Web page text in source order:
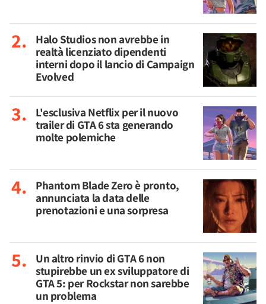
Halo Studios non avrebbe in
realtà licenziato dipendenti
interni dopo il lancio di Campaign
Evolved
L'esclusiva Netflix per il nuovo
trailer di GTA 6 sta generando
molte polemiche
Phantom Blade Zero è pronto,
annunciata la data delle
prenotazioni e una sorpresa
Un altro rinvio di GTA 6 non
stupirebbe un ex sviluppatore di
GTA 5: per Rockstar non sarebbe
un problema